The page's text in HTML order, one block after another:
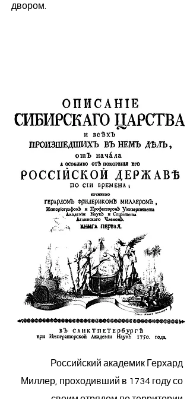
двором.
Российский академик Герхард
Миллер, проходивший в 1734 году со